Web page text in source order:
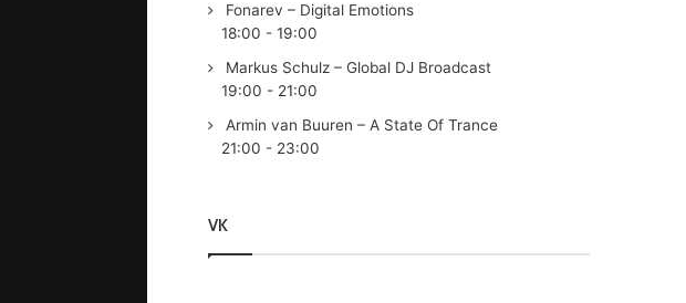
Fonarev – Digital Emotions
18:00 -19:00
Markus Schulz – Global DJ Broadcast
19:00 - 21:00
Armin van Buuren – A State Of Trance
21:00 - 23:00
VK